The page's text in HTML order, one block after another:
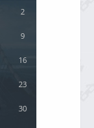
2
9
16
23
30